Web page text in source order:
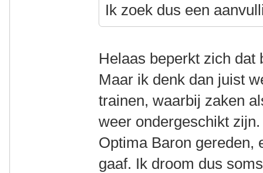
Ik zoek dus een
Helaas beperkt zich dat
Maar ik denk dan juist
trainen, waarbij zaken
weer ondergeschikt
Optima Baron gereden,
gaaf. Ik droom dus